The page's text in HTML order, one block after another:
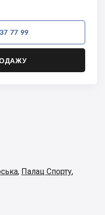
77 99
, Палац Спорту,